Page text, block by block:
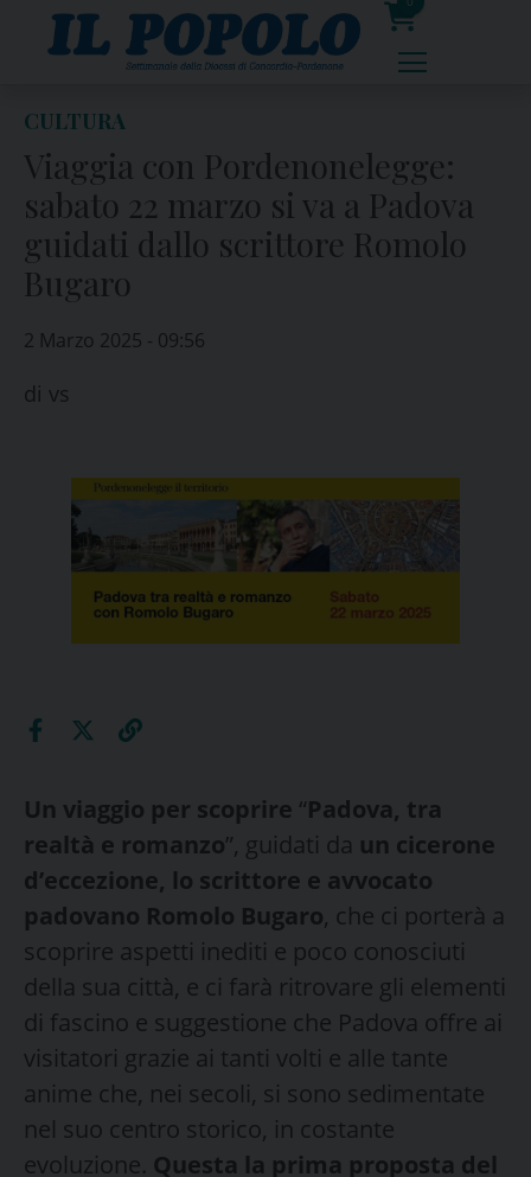
0
prodotti
CULTURA
Viaggia con Pordenonelegge:
sabato 22 marzo si va a Padova
guidati dallo scrittore Romolo
Bugaro
2 Marzo 2025 - 09:56
di vs
Un viaggio per scoprire “Padova, tra
realtà e romanzo”, guidati da un cicerone
d’eccezione, lo scrittore e avvocato
padovano Romolo Bugaro, che ci porterà a
scoprire aspetti inediti e poco conosciuti
della sua città, e ci farà ritrovare gli elementi
di fascino e suggestione che Padova offre ai
visitatori grazie ai tanti volti e alle tante
anime che, nei secoli, si sono sedimentate
nel suo centro storico, in costante
evoluzione. Questa la prima proposta del